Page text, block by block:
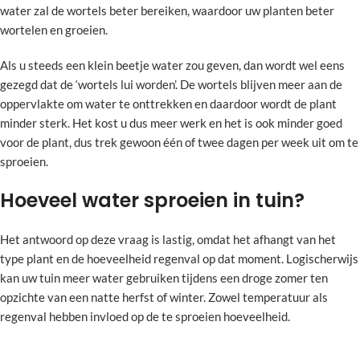
water zal de wortels beter bereiken, waardoor uw planten beter
wortelen en groeien.
Als u steeds een klein beetje water zou geven, dan wordt wel eens
gezegd dat de ‘wortels lui worden’. De wortels blijven meer aan de
oppervlakte om water te onttrekken en daardoor wordt de plant
minder sterk. Het kost u dus meer werk en het is ook minder goed
voor de plant, dus trek gewoon één of twee dagen per week uit om te
sproeien.
Hoeveel water sproeien in tuin?
Het antwoord op deze vraag is lastig, omdat het afhangt van het
type plant en de hoeveelheid regenval op dat moment. Logischerwijs
kan uw tuin meer water gebruiken tijdens een droge zomer ten
opzichte van een natte herfst of winter. Zowel temperatuur als
regenval hebben invloed op de te sproeien hoeveelheid.